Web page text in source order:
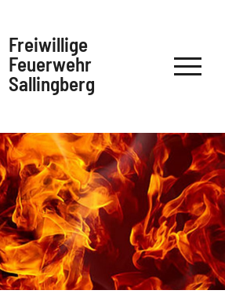
Freiwillige
Feuerwehr
Sallingberg